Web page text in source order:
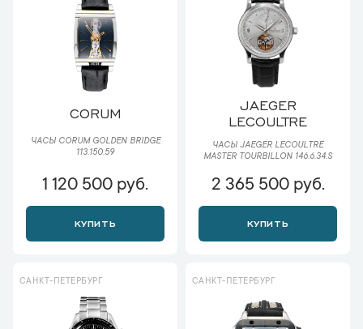
CORUM
ЧАСЫ CORUM GOLDEN BRIDGE
113.150.59
1 120 500 руб.
КУПИТЬ
JAEGER
LECOULTRE
ЧАСЫ JAEGER LECOULTRE
MASTER TOURBILLON 146.6.34.S
2 365 500 руб.
КУПИТЬ
САНКТ-ПЕТЕРБУРГ САНКТ-ПЕТЕРБУРГ